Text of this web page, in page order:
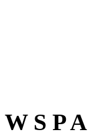
W S P